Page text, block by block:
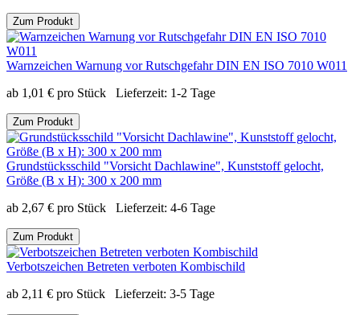
Zum Produkt
Warnzeichen Warnung vor Rutschgefahr DIN EN ISO 7010 W011
ab 1,01 € pro Stück Lieferzeit: 1-2 Tage
Zum Produkt
Grundstücksschild "Vorsicht Dachlawine", Kunststoff gelocht,
Größe (B x H): 300 x 200 mm
ab 2,67 € pro Stück Lieferzeit: 4-6 Tage
Zum Produkt
Verbotszeichen Betreten verboten Kombischild
ab 2,11 € pro Stück Lieferzeit: 3-5 Tage